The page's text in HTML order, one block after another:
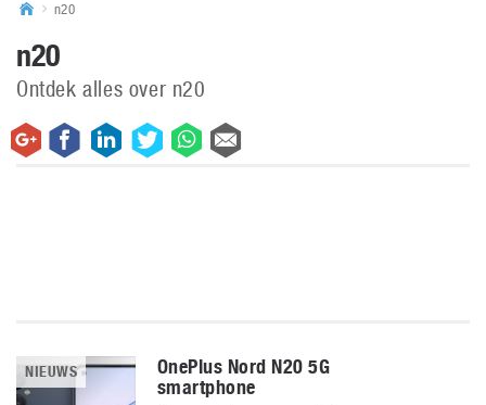
n20
n20
Ontdek alles over n20
NIEUWS
OnePlus Nord N20 5G
smartphone